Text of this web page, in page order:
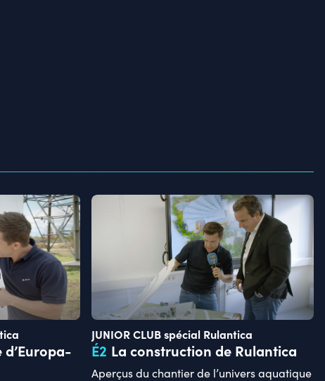
d’Europa-
JUNIOR CLUB spécial Rulantica
É2 La construction de Rulantica
Aperçus du chantier de l’univers aquatique